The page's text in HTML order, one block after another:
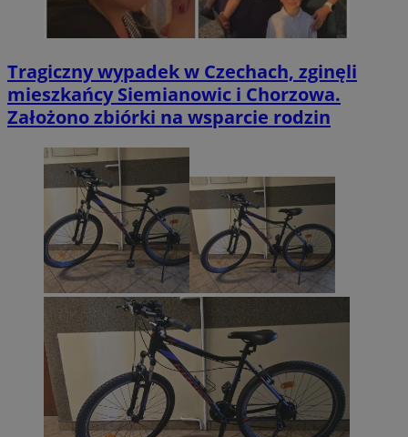
Tragiczny wypadek w Czechach, zginęli
mieszkańcy Siemianowic i Chorzowa.
Założono zbiórki na wsparcie rodzin